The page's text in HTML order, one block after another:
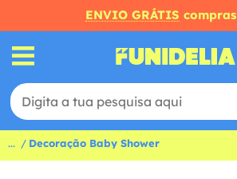
ENVIO GRÁTIS compras
... Decoração Baby Shower